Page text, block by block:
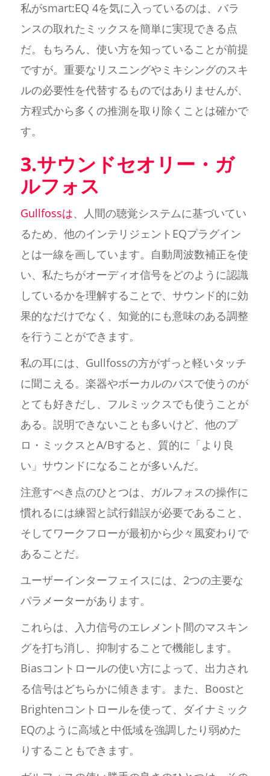
私がsmart:EQ 4を気に入っているのは、バラ
ンスの取れたミックスを簡単に実現できる点
だ。もちろん、使い方を知っていることが前提
ですが。重要なリスニングやミキシングのスキ
ルの必要性を代替するものではありませんが、
方程式から多くの推測を取り除くことは確かで
す。
3.サウンドセオリー・ガ
ルフォス
Gullfossは、人間の聴覚システムに基づいてい
るため、他のインテリジェントEQプラグイン
とは一線を画しています。自動周波数補正を使
い、私たちがオーディオ信号をどのように認識
しているかを理解することで、サウンド的に効
果的なだけでなく、知覚的にも意味のある調整
を行うことができます。
私の耳には、Gullfossの方がずっと軽いタッチ
に聞こえる。楽器やボーカルのバスで使うのが
とても好きだし、フルミックスでも使うことが
ある。説明できないことも多いけど、他のプ
ロ・ミックスとA/Bすると、質的に「より良
い」サウンドになることが多いんだ。
注意すべき点のひとつは、ガルフォスの操作に
慣れるには練習と試行錯誤が必要であること、
そしてワークフローが最初から少々風変わりで
あることだ。
ユーザーインターフェイスには、2つの主要な
パラメーターがあります。
これらは、入力信号のエレメント間のマスキン
グを打ち消し、抑制することで機能します。
Biasコントロールの使い方によって、出力され
る信号はどちらかに傾きます。また、Boostと
Brightenコントロールを使って、ダイナミック
EQのように高域と中低域を強調したり弱めた
りすることもできます。